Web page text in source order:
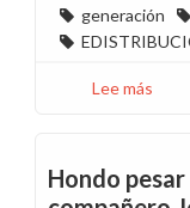
generación
Lee más
de
Hondo